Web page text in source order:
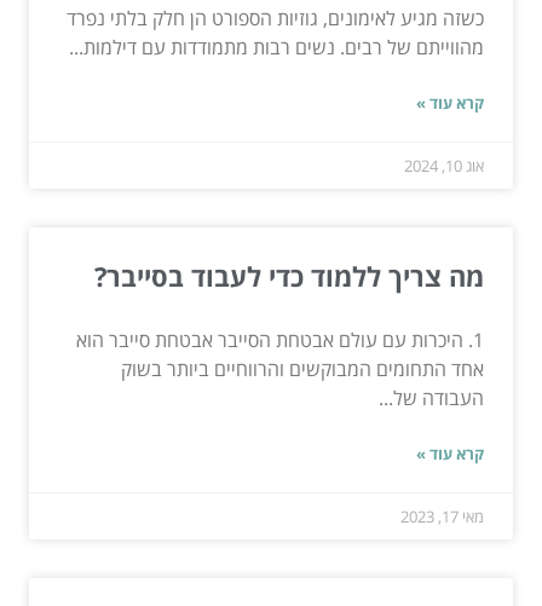
כשזה מגיע לאימונים, גוזיות הספורט הן חלק בלתי נפרד
מהווייתם של רבים. נשים רבות מתמודדות עם דילמות...
קרא עוד »
אוג 10, 2024
מה צריך ללמוד כדי לעבוד בסייבר?
1. היכרות עם עולם אבטחת הסייבר אבטחת סייבר הוא
אחד התחומים המבוקשים והרווחיים ביותר בשוק
העבודה של...
קרא עוד »
מאי 17, 2023